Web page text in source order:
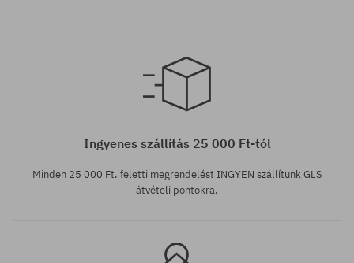
Ingyenes szállítás 25 000 Ft-tól
Minden 25 000 Ft. feletti megrendelést INGYEN szállítunk GLS
átvételi pontokra.